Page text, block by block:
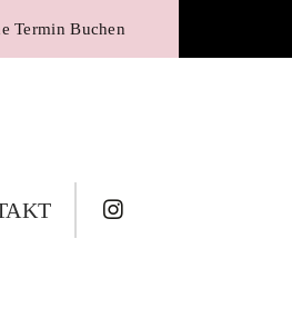
Termin Buchen